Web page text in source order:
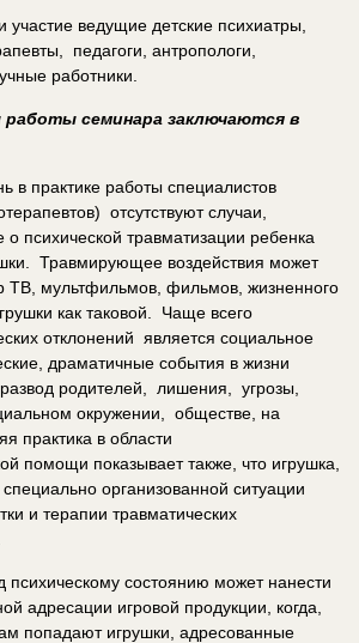
участие ведущие детские психиатры,
педагоги, антропологи,
работники.
семинара заключаются в
в практике работы специалистов
отсутствуют случаи,
психической травматизации ребенка
Травмирующее воздействия может
ТВ, мультфильмов, фильмов, жизненного
как таковой. Чаще всего
отклонений является социальное
драматичные события в жизни
родителей, лишения, угрозы,
окружении, обществе, на
практика в области
помощи показывает также, что игрушка,
организованной ситуации
и терапии травматических
психическому состоянию может нанести
адресации игровой продукции, когда,
попадают игрушки, адресованные